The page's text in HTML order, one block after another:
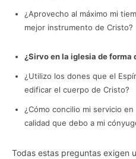
¿Aprovecho al máximo mi
mejor instrumento de Cristo?
¿Sirvo en la iglesia de forma
¿Utilizo los dones que el
edificar el cuerpo de Cristo?
¿Cómo concilio mi servicio
calidad que debo a mi
Todas estas preguntas exigen